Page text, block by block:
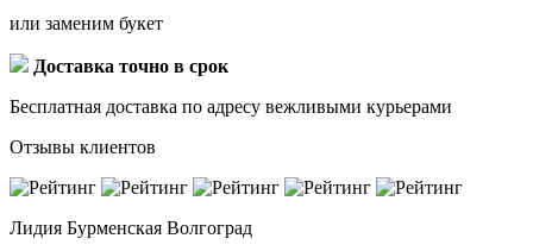
или заменим букет
Доставка точно в срок
Бесплатная доставка по адресу вежливыми курьерами
Отзывы клиентов
Лидия Бурменская Волгоград